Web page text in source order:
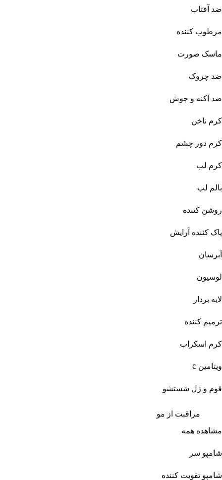
ضد آفتاب
مرطوب کننده
ماسک صورت
ضد چروک
ضد آکنه و جوش
کرم ناخن
کرم دور چشم
کرم لب
بالم لب
روشن کننده
پاک کننده آرایش
آبرسان
لوسیون
لایه بردار
ترمیم کننده
کرم اسکراب
ویتامین c
فوم و ژل شستشو
مراقبت از مو
مشاهده همه
شامپو سر
شامپو تقویت کننده